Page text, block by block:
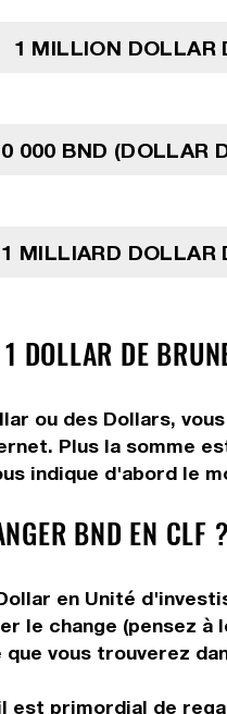
1 MILLION DOLLAR
000 BND (DOLLAR
1 MILLIARD DOLLAR
DOLLAR DE
ou des Dollars,
Plus la somme
indique d'abord le
BND EN CLF
en Unité
le change (pensez
que vous trouverez
est primordial de